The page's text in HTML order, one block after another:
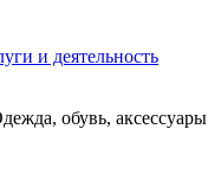
и деятельность
обувь, аксессуары